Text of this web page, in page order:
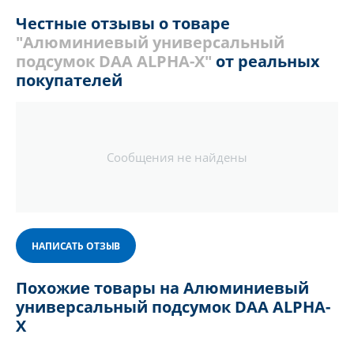
Честные отзывы о товаре
"Алюминиевый универсальный
подсумок DAA ALPHA-X" от реальных
покупателей
Сообщения не найдены
НАПИСАТЬ ОТЗЫВ
Похожие товары на Алюминиевый
универсальный подсумок DAA ALPHA-
X